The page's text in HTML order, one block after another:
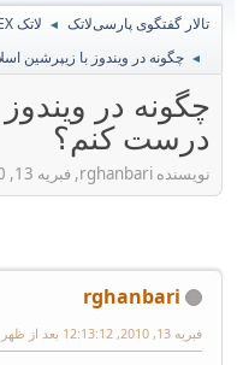
تالار گفتگوی پارسی‌لاتک ◄ لاتک LATEX
◄ چگونه در ویندوز با زیپرشین
چگونه در
درست کنم؟
نویسنده rghanbari, فبریه 13, 2010, 12:13:12 بعد از ظهر
rghanbari
فبریه 13, 2010, 12:13:12 بعد از ظهر